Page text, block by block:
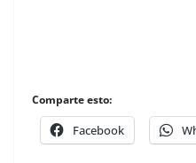
Comparte esto:
Facebook